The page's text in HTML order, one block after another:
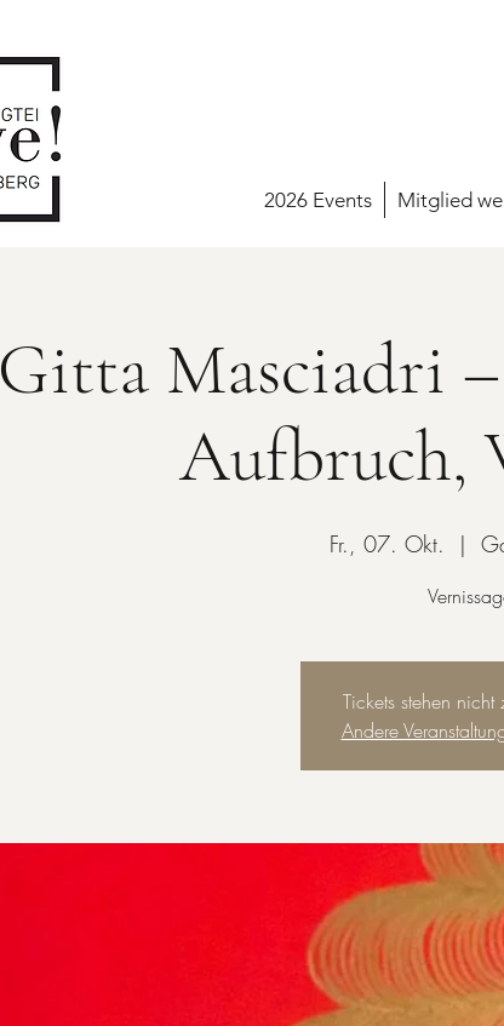
2026 Events Mitglied
Gitta Masciadri
Aufbruch,
Fr., 07. Okt.
  |
Tickets stehen nicht
Andere